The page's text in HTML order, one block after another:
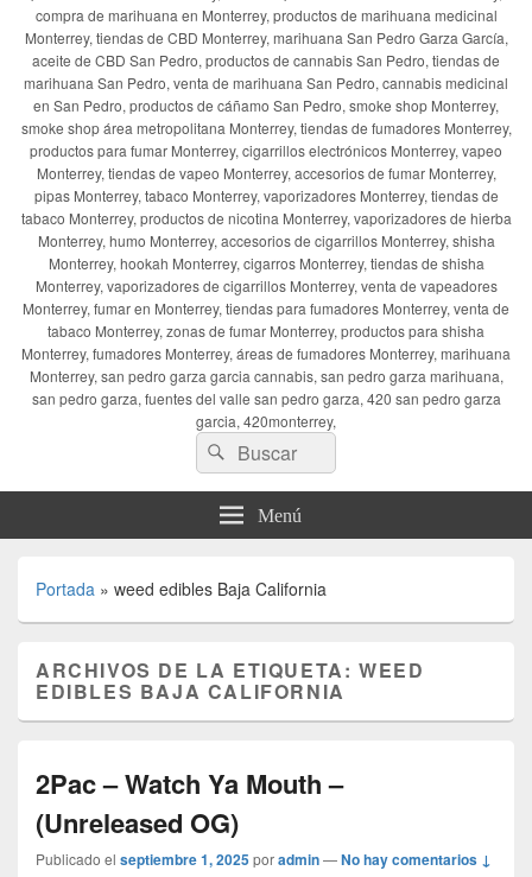
compra de marihuana en Monterrey, productos de marihuana medicinal
Monterrey, tiendas de CBD Monterrey, marihuana San Pedro Garza García,
aceite de CBD San Pedro, productos de cannabis San Pedro, tiendas de
marihuana San Pedro, venta de marihuana San Pedro, cannabis medicinal
en San Pedro, productos de cáñamo San Pedro, smoke shop Monterrey,
smoke shop área metropolitana Monterrey, tiendas de fumadores Monterrey,
productos para fumar Monterrey, cigarrillos electrónicos Monterrey, vapeo
Monterrey, tiendas de vapeo Monterrey, accesorios de fumar Monterrey,
pipas Monterrey, tabaco Monterrey, vaporizadores Monterrey, tiendas de
tabaco Monterrey, productos de nicotina Monterrey, vaporizadores de hierba
Monterrey, humo Monterrey, accesorios de cigarrillos Monterrey, shisha
Monterrey, hookah Monterrey, cigarros Monterrey, tiendas de shisha
Monterrey, vaporizadores de cigarrillos Monterrey, venta de vapeadores
Monterrey, fumar en Monterrey, tiendas para fumadores Monterrey, venta de
tabaco Monterrey, zonas de fumar Monterrey, productos para shisha
Monterrey, fumadores Monterrey, áreas de fumadores Monterrey, marihuana
Monterrey, san pedro garza garcia cannabis, san pedro garza marihuana,
san pedro garza, fuentes del valle san pedro garza, 420 san pedro garza
garcia, 420monterrey,
Buscar
por:
Buscar
Menú
Portada » weed edibles Baja California
ARCHIVOS DE LA ETIQUETA:WEED
EDIBLES BAJA CALIFORNIA
2Pac – Watch Ya Mouth –
(Unreleased OG)
Publicado el septiembre 1, 2025poradmin—No hay comentarios ↓